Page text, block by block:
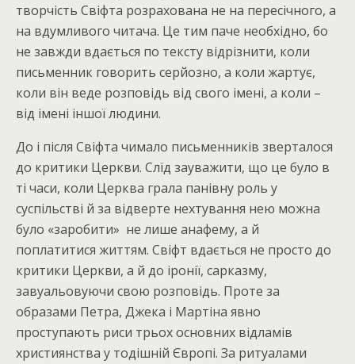
творчість Свіфта розрахована не на пересічного, а
на вдумливого читача. Це тим паче необхідно, бо
не завжди вдається по тексту відрізнити, коли
письменник говорить серйозно, а коли жартує,
коли він веде розповідь від свого імені, а коли –
від імені іншої людини.
До і після Свіфта чимало письменників зверталося
до критики Церкви. Слід зауважити, що це було в
ті часи, коли Церква грала панівну роль у
суспільстві й за відверте нехтування нею можна
було «заробити» не лише анафему, а й
поплатитися життям. Свіфт вдається не просто до
критики Церкви, а й до іронії, сарказму,
завуальовуючи свою розповідь. Проте за
образами Петра, Джека і Мартіна явно
проступають риси трьох основних відламів
християнства у тодішній Європі. За ритуалами